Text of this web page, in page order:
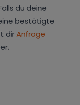
du deine
bestätigte
dirAnfrage